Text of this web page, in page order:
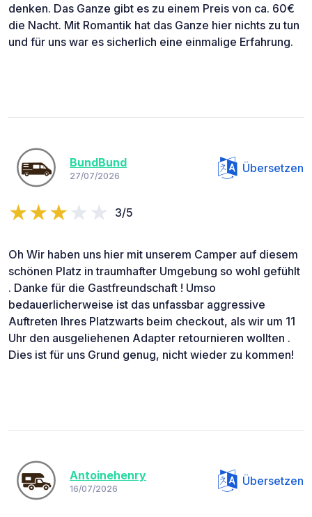
denken. Das Ganze gibt es zu einem Preis von ca. 60€
die Nacht. Mit Romantik hat das Ganze hier nichts zu tun
und für uns war es sicherlich eine einmalige Erfahrung.
BundBund
27/07/2026
Übersetzen
3/5
Oh Wir haben uns hier mit unserem Camper auf diesem
schönen Platz in traumhafter Umgebung so wohl gefühlt
. Danke für die Gastfreundschaft ! Umso
bedauerlicherweise ist das unfassbar aggressive
Auftreten Ihres Platzwarts beim checkout, als wir um 11
Uhr den ausgeliehenen Adapter retournieren wollten .
Dies ist für uns Grund genug, nicht wieder zu kommen!
Antoinehenry
16/07/2026
Übersetzen